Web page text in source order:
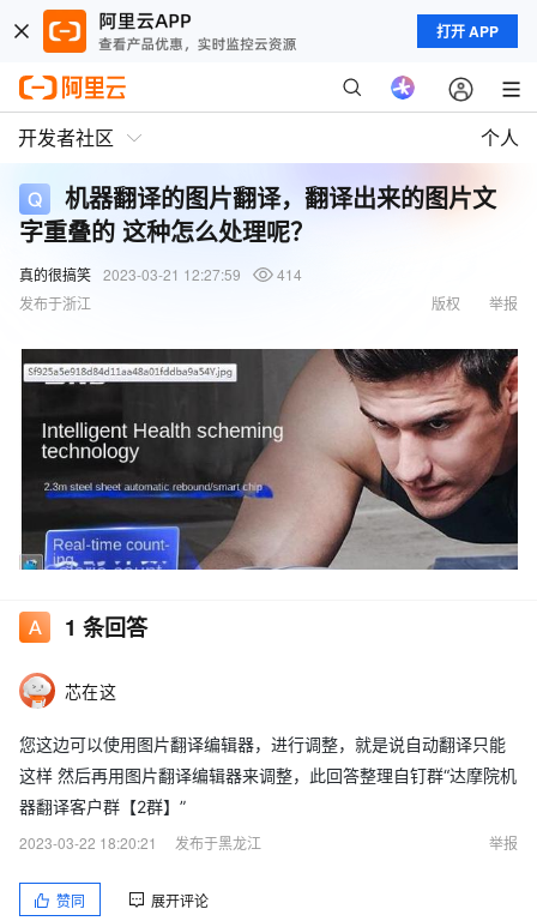
打开 APP
开发者社区 个人
机器翻译的图片翻译，翻译出来的图片文
字重叠的 这种怎么处理呢？
真的很搞笑 2023-03-21 12:27:59
414
发布于浙江
举报
版权
呢？
1 条回答
芯在这
您这边可以使用图片翻译编辑器，进行调整，就是说自动翻译只能
这样 然后再用图片翻译编辑器来调整，此回答整理自钉群“达摩院机
器翻译客户群【2群】”
2023-03-22 18:20:21
发布于黑龙江 举报
赞同 展开评论